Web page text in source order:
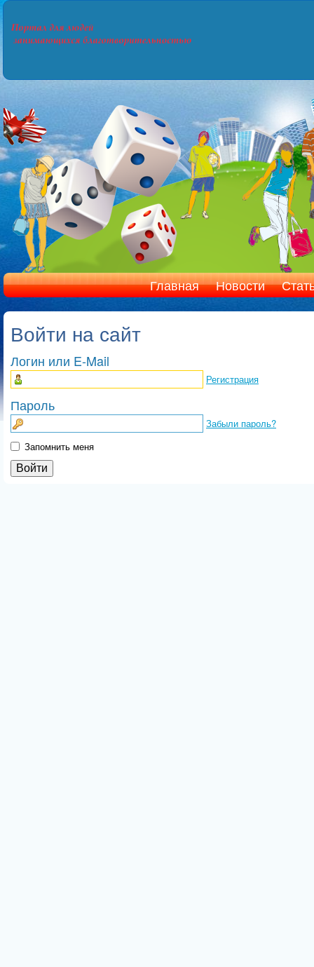
Главная Новости
Войти на сайт
Логин или E-Mail
Регистрация
Пароль
Забыли пароль?
Запомнить меня